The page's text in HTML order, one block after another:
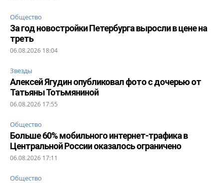
Общество
За год новостройки Петербурга выросли в цене на
треть
06.08.2026 18:04
Звезды
Алексей Ягудин опубликовал фото с дочерью от
Татьяны Тотьмяниной
06.08.2026 17:55
Общество
Больше 60% мобильного интернет-трафика в
Центральной России оказалось ограничено
06.08.2026 17:11
Общество